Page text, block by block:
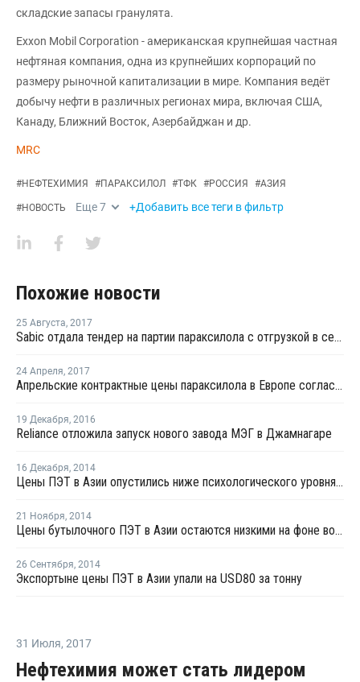
складские запасы гранулята.
Exxon Mobil Corporation - американская крупнейшая частная
нефтяная компания, одна из крупнейших корпораций по
размеру рыночной капитализации в мире. Компания ведёт
добычу нефти в различных регионах мира, включая США,
Канаду, Ближний Восток, Азербайджан и др.
MRC
#НЕФТЕХИМИЯ #ПАРАКСИЛОЛ #ТФК #РОССИЯ #АЗИЯ
#НОВОСТЬ Еще7 +Добавить все теги в фильтр
Похожие новости
25 Августа, 2017
Sabic отдала тендер на партии параксилола с отгрузкой в сентябре японскому трейдеру
24 Апреля, 2017
Апрельские контрактные цены параксилола в Европе согласованы на EUR20-55 за тонну ниже марта
19 Декабря, 2016
Reliance отложила запуск нового завода МЭГ в Джамнагаре
16 Декабря, 2014
Цены ПЭТ в Азии опустились ниже психологического уровня в USD1 000 за тонну, FOB
21 Ноября, 2014
Цены бутылочного ПЭТ в Азии остаются низкими на фоне волатильности цен сырья
26 Сентября, 2014
Экспортыне цены ПЭТ в Азии упали на USD80 за тонну
31 Июля, 2017
Нефтехимия может стать лидером